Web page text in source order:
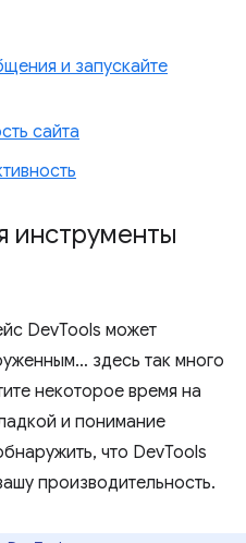
и запускайте
сайта
инструменты
DevTools может
здесь так много
некоторое время на
и понимание
что DevTools
производительность.